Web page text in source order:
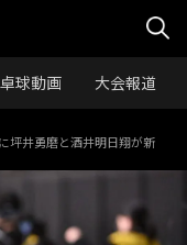
卓球動画 大会報道
坪井勇磨と酒井明日翔が新